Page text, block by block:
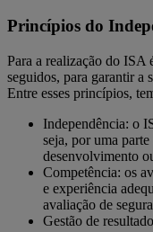
Princípios do
Para a realização do ISA
seguidos, para garantir a
Entre esses princípios,
Independência: o
seja, por uma
desenvolvimento
Competência: os
e experiência
avaliação de
Gestão de